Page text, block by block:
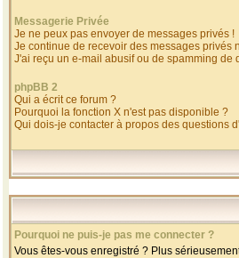
Messagerie Privée
Je ne peux pas envoyer de messages privés !
Je continue de recevoir des messages privés
J'ai reçu un e-mail abusif ou de spamming de
phpBB 2
Qui a écrit ce forum ?
Pourquoi la fonction X n'est pas disponible ?
Qui dois-je contacter à propos des questions
Pourquoi ne puis-je pas me connecter ?
Vous êtes-vous enregistré ? Plus